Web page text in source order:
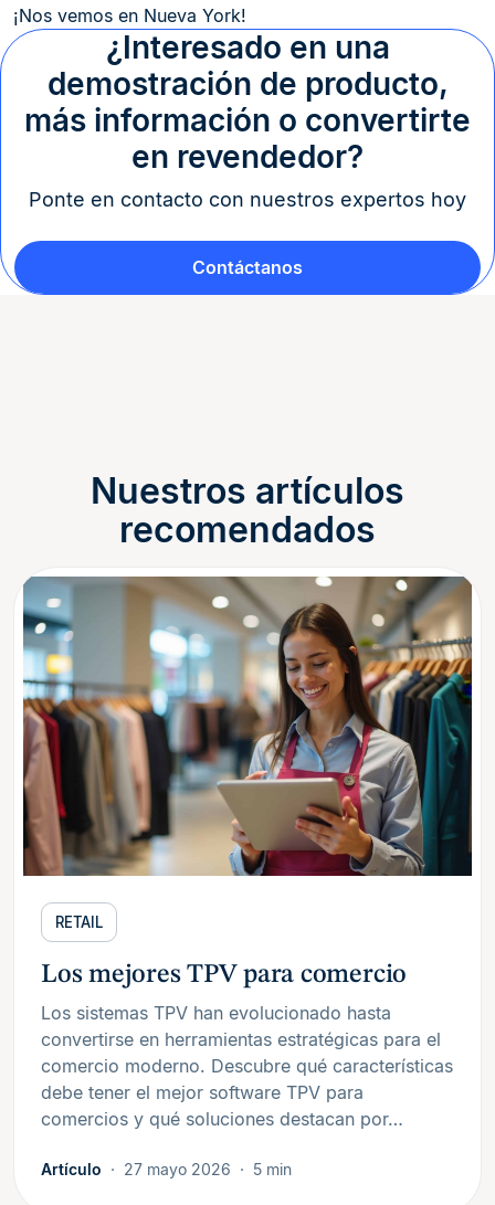
¡Nos vemos en Nueva York!
¿Interesado en una
demostración de producto,
más información o convertirte
en revendedor?
Ponte en contacto con nuestros expertos hoy
Contáctanos
Nuestros artículos
recomendados
RETAIL
Los mejores TPV para comercio
Los sistemas TPV han evolucionado hasta
convertirse en herramientas estratégicas para el
comercio moderno. Descubre qué características
debe tener el mejor software TPV para
comercios y qué soluciones destacan por…
Artículo 27 mayo 2026 5 min